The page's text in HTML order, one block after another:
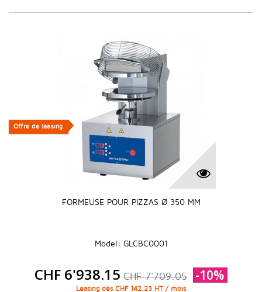
Offre de leasing
Offre de leasing
FORMEUSE POUR PIZZAS Ø 350 MM
Model: GLCBC0001
CHF 6'938.15 CHF 7'709.05 -10%
Leasing dès CHF 142.23 HT / mois